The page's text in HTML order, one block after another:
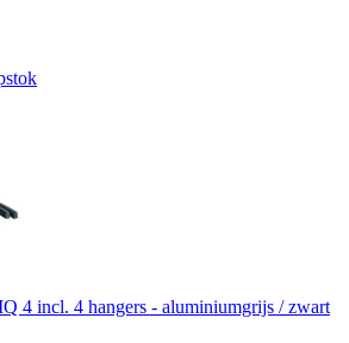
4 incl. 4 hangers - aluminiumgrijs / zwart